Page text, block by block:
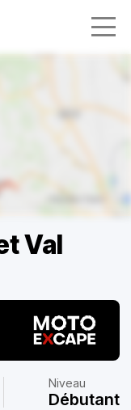
Val
Niveau
Débutant